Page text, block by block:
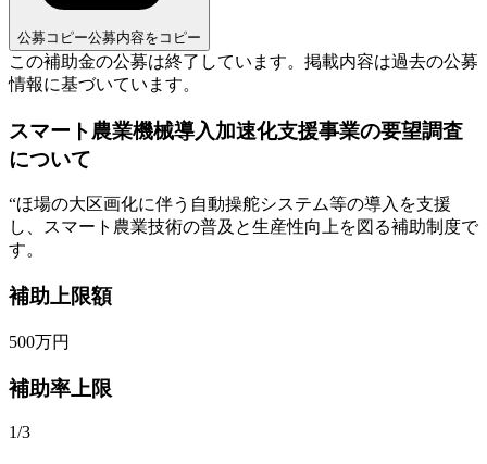
公募コピー公募内容をコピー
この補助金の公募は終了しています。 掲載内容は過去の公募
情報に基づいています。
スマート農業機械導入加速化支援事業の要望調査
について
“ほ場の大区画化に伴う自動操舵システム等の導入を支援
し、スマート農業技術の普及と生産性向上を図る補助制度で
す。
補助上限額
500万円
補助率上限
1/3